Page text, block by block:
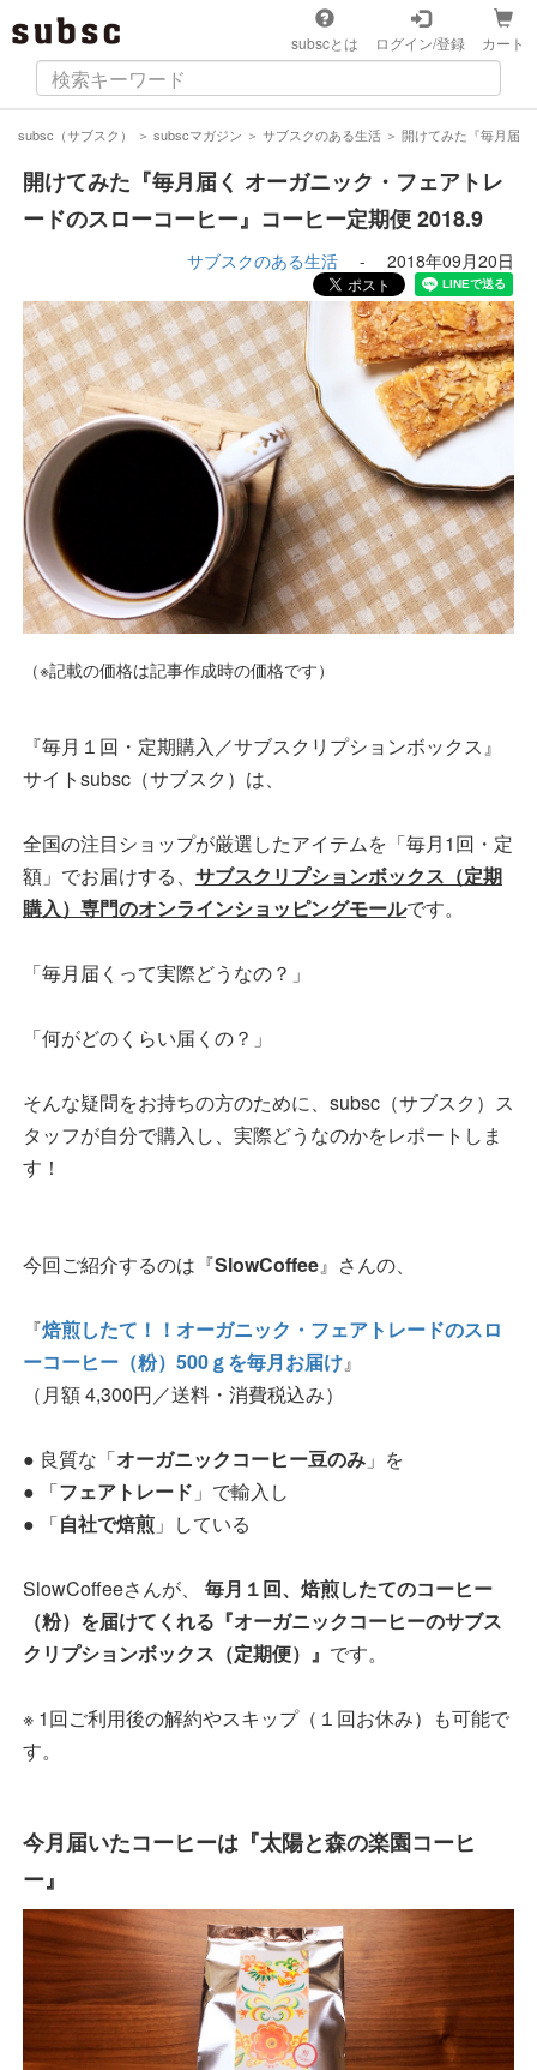
subscとは ログイン/登録 カート
subsc（サブスク） ＞ subscマガジン ＞ サブスクのある生活 ＞ 開けてみた『毎月届
開けてみた『毎月届く オーガニック・フェアトレ
ードのスローコーヒー』コーヒー定期便 2018.9
サブスクのある生活 - 2018年09月20日
（※記載の価格は記事作成時の価格です）
『毎月１回・定期購入／サブスクリプションボックス』
サイトsubsc（サブスク）は、
全国の注目ショップが厳選したアイテムを「毎月1回・定
額」でお届けする、 サブスクリプションボックス（定期
購入）専門のオンラインショッピングモールです。
「毎月届くって実際どうなの？」
「何がどのくらい届くの？」
そんな疑問をお持ちの方のために、subsc（サブスク）ス
タッフが自分で購入し、実際どうなのかをレポートしま
す！
今回ご紹介するのは『SlowCoffee』さんの、
『焙煎したて！！オーガニック・フェアトレードのスロ
ーコーヒー（粉）500ｇを毎月お届け』
（月額 4,300円／送料・消費税込み）
● 良質な「オーガニックコーヒー豆のみ 」を
● 「フェアトレード 」で輸入し
● 「自社で焙煎 」している
SlowCoffeeさんが、
毎月１回、焙煎したてのコーヒー
（粉）を届けてくれる『オーガニックコーヒーのサブス
クリプションボックス（定期便）』 です。
※ 1回ご利用後の解約やスキップ（１回お休み）も可能で
す。
今月届いたコーヒーは『太陽と森の楽園コーヒ
ー』